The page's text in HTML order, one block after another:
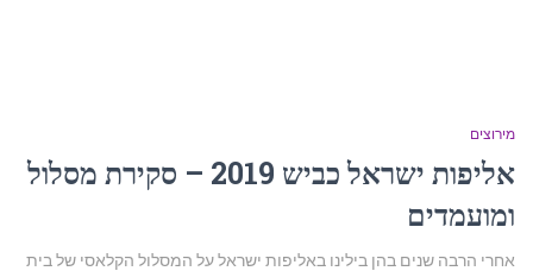
מירוצים
אליפות ישראל כביש 2019 – סקירת מסלול
ומועמדים
אחרי הרבה שנים בהן בילינו באליפות ישראל על המסלול הקלאסי של בית